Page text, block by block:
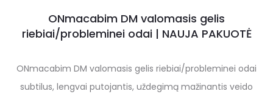
ONmacabim DM valomasis gelis
riebiai/probleminei odai | NAUJA PAKUOTĖ
ONmacabim DM valomasis gelis riebiai/probleminei odai
subtilus, lengvai putojantis, uždegimą mažinantis veido